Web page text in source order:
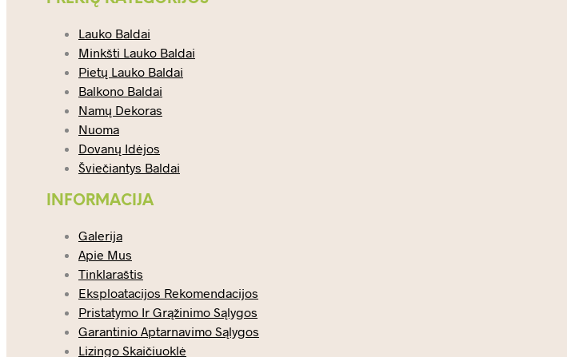
Lauko Baldai
Minkšti Lauko Baldai
Pietų Lauko Baldai
Balkono Baldai
Namų Dekoras
Nuoma
Dovanų Idėjos
Šviečiantys Baldai
INFORMACIJA
Galerija
Apie Mus
Tinklaraštis
Eksploatacijos Rekomendacijos
Pristatymo Ir Grąžinimo Sąlygos
Garantinio Aptarnavimo Sąlygos
Lizingo Skaičiuoklė